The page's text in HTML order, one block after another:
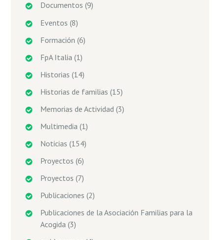
Documentos (9)
Eventos (8)
Formación (6)
FpA Italia (1)
Historias (14)
Historias de familias (15)
Memorias de Actividad (3)
Multimedia (1)
Noticias (154)
Proyectos (6)
Proyectos (7)
Publicaciones (2)
Publicaciones de la Asociación Familias para la
Acogida (3)